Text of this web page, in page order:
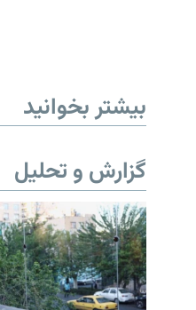
بیشتر بخوانید
گزارش و تحلیل